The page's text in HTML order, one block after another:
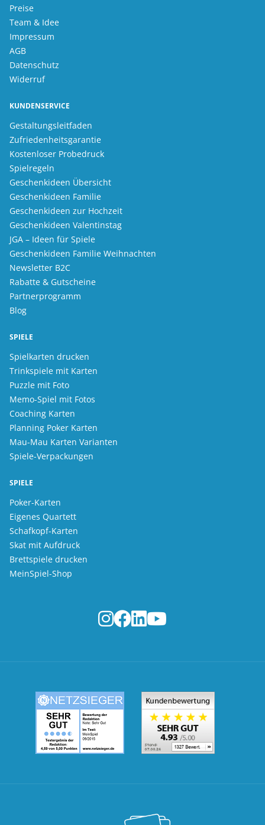
Preise
Team & Idee
Impressum
AGB
Datenschutz
Widerruf
KUNDENSERVICE
Gestaltungsleitfaden
Zufriedenheitsgarantie
Kostenloser Probedruck
Spielregeln
Geschenkideen Übersicht
Geschenkideen Familie
Geschenkideen zur Hochzeit
Geschenkideen Valentinstag
JGA – Ideen für Spiele
Geschenkideen Familie Weihnachten
Newsletter B2C
Rabatte & Gutscheine
Partnerprogramm
Blog
SPIELE
Spielkarten drucken
Trinkspiele mit Karten
Puzzle mit Foto
Memo-Spiel mit Fotos
Coaching Karten
Planning Poker Karten
Mau-Mau Karten Varianten
Spiele-Verpackungen
SPIELE
Poker-Karten
Eigenes Quartett
Schafkopf-Karten
Skat mit Aufdruck
Brettspiele drucken
MeinSpiel-Shop